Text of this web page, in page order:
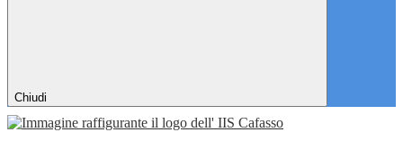
Chiudi